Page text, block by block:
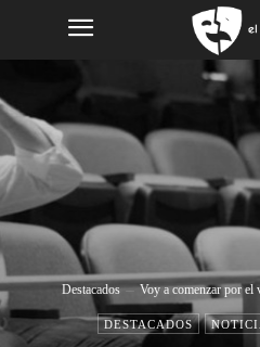
Destacados Voy a comenzar por el
DESTACADOS